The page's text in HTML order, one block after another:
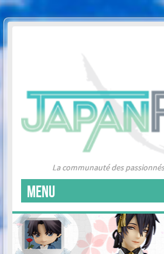
La communauté des
MENU